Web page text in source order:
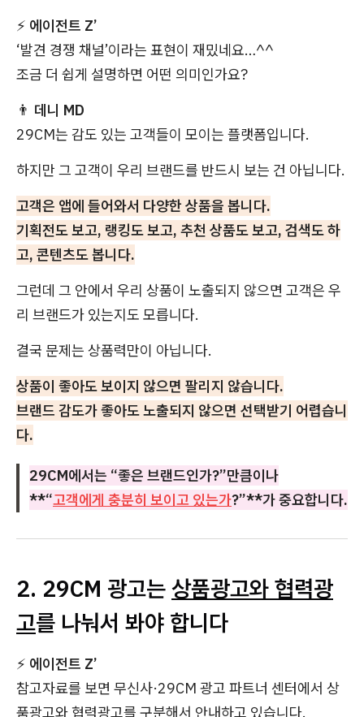
⚡ 에이전트 Z’
‘발견 경쟁 채널’이라는 표현이 재밌네요…^^
조금 더 쉽게 설명하면 어떤 의미인가요?
👨 데니 MD
29CM는 감도 있는 고객들이 모이는 플랫폼입니다.
하지만 그 고객이 우리 브랜드를 반드시 보는 건 아닙니다.
고객은 앱에 들어와서 다양한 상품을 봅니다.
기획전도 보고, 랭킹도 보고, 추천 상품도 보고, 검색도 하
고, 콘텐츠도 봅니다.
그런데 그 안에서 우리 상품이 노출되지 않으면 고객은 우
리 브랜드가 있는지도 모릅니다.
결국 문제는 상품력만이 아닙니다.
상품이 좋아도 보이지 않으면 팔리지 않습니다.
브랜드 감도가 좋아도 노출되지 않으면 선택받기 어렵습니
다.
29CM에서는 “좋은 브랜드인가?”만큼이나
**“고객에게 충분히 보이고 있는가?”**가 중요합니다.
2. 29CM 광고는상품광고와 협력광
고를 나눠서 봐야 합니다
⚡ 에이전트 Z’
참고자료를 보면 무신사·29CM 광고 파트너 센터에서 상
품광고와 협력광고를 구분해서 안내하고 있습니다.